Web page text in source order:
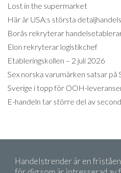
Lost in the supermarket
Här är USA:s största
Borås rekryterar
Elon rekryterar logistikchef
Etableringskollen – 2 juli 2026
Sex norska varumärken satsar på
Sverige i topp för OOH-
E-handeln tar större del av
Handelstrender är en